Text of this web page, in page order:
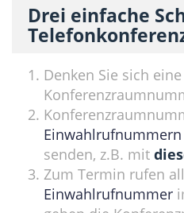
Drei einfache
Denken Sie sich
Einwahlrufnummern
senden, z.B. mit
Zum Termin rufen
Einwahlrufnummer